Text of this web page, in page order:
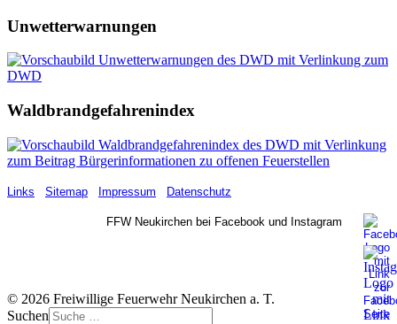
Unwetterwarnungen
Waldbrandgefahrenindex
Links Sitemap Impressum Datenschutz
FFW Neukirchen bei Facebook und Instagram
© 2026 Freiwillige Feuerwehr Neukirchen a. T.
Suchen